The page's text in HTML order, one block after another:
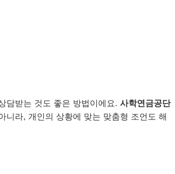
담받는 것도 좋은 방법이에요. 사학연금공단
니라, 개인의 상황에 맞는 맞춤형 조언도 해